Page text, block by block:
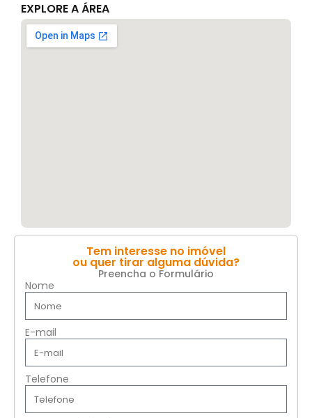
EXPLORE A ÁREA
Tem interesse no imóvel
ou quer tirar alguma dúvida?
Preencha o Formulário
Nome
E-mail
Telefone